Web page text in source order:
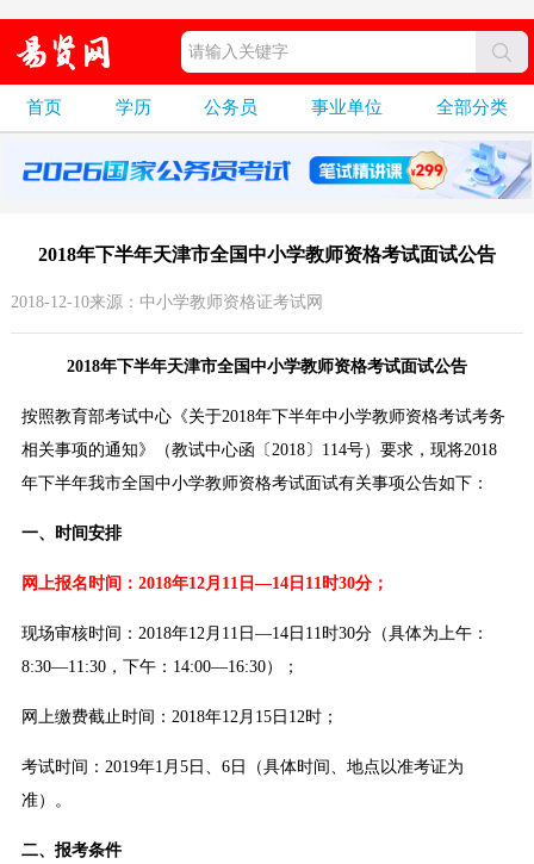
首页 学历 公务员 事业单位 全部分类
2018年下半年天津市全国中小学教师资格考试面试公告
2018-12-10来源：中小学教师资格证考试网
2018年下半年天津市全国中小学教师资格考试面试公告
按照教育部考试中心《关于2018年下半年中小学教师资格考试考务
相关事项的通知》（教试中心函〔2018〕114号）要求，现将2018
年下半年我市全国中小学教师资格考试面试有关事项公告如下：
一、时间安排
网上报名时间：2018年12月11日—14日11时30分；
现场审核时间：2018年12月11日—14日11时30分（具体为上午：
8:30—11:30，下午：14:00—16:30）；
网上缴费截止时间：2018年12月15日12时；
考试时间：2019年1月5日、6日（具体时间、地点以准考证为
准）。
二、报考条件